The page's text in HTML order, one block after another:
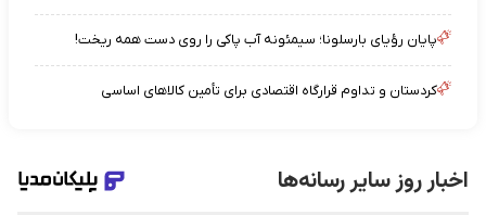
پایان رؤیای بارسلونا؛ سیمئونه آب پاکی را روی دست همه ریخت!
کردستان و تداوم قرارگاه اقتصادی برای تأمین کالاهای اساسی